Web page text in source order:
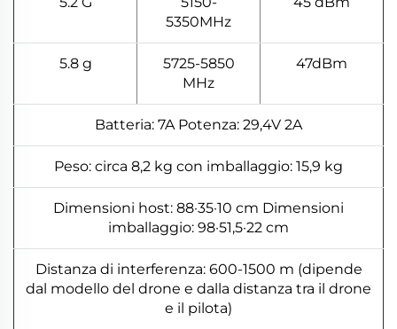
5350MHz
5.8 g
5725-5850
MHz
47dBm
Batteria: 7A Potenza: 29,4V 2A
Peso: circa 8,2 kg con imballaggio: 15,9 kg
Dimensioni host: 88·35·10 cm Dimensioni
imballaggio: 98·51,5·22 cm
Distanza di interferenza: 600-1500 m (dipende
dal modello del drone e dalla distanza tra il drone
e il pilota)